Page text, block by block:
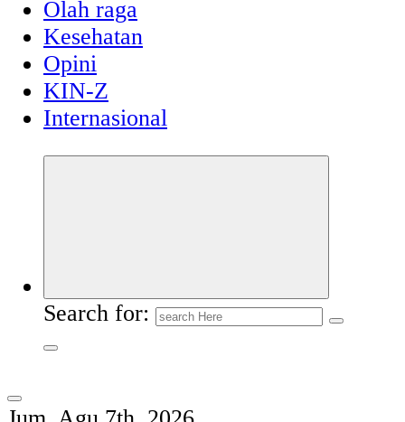
Olah raga
Kesehatan
Opini
KIN-Z
Internasional
Search for: